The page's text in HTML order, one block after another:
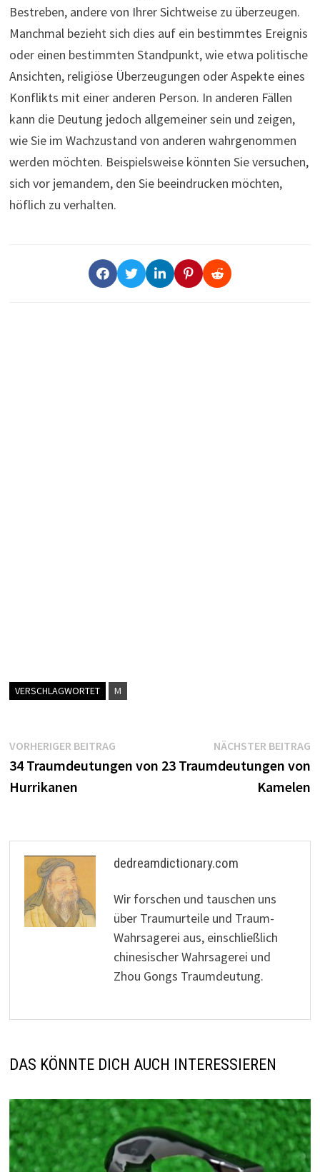
Bestreben, andere von Ihrer Sichtweise zu überzeugen.
Manchmal bezieht sich dies auf ein bestimmtes Ereignis
oder einen bestimmten Standpunkt, wie etwa politische
Ansichten, religiöse Überzeugungen oder Aspekte eines
Konflikts mit einer anderen Person. In anderen Fällen
kann die Deutung jedoch allgemeiner sein und zeigen,
wie Sie im Wachzustand von anderen wahrgenommen
werden möchten. Beispielsweise könnten Sie versuchen,
sich vor jemandem, den Sie beeindrucken möchten,
höflich zu verhalten.
VERSCHLAGWORTET M
Beitragsnavigation
VORHERIGER BEITRAGVorheriger
Beitrag:
34 Traumdeutungen von
Hurrikanen
NÄCHSTER BEITRAG
23 Traumdeutungen von
Kamelen
dedreamdictionary.com
Wir forschen und tauschen uns
über Traumurteile und Traum-
Wahrsagerei aus, einschließlich
chinesischer Wahrsagerei und
Zhou Gongs Traumdeutung.
DAS KÖNNTE DICH AUCH INTERESSIEREN